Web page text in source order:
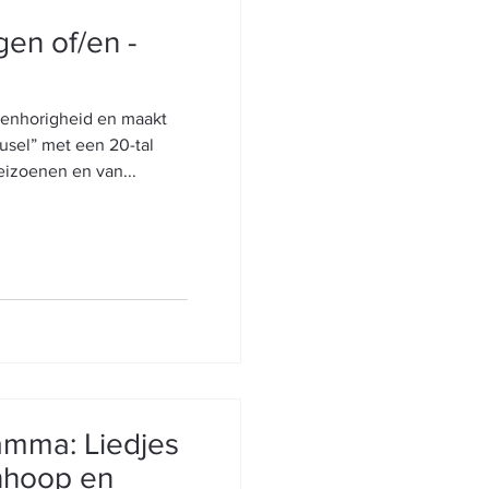
of/en -
en maakt
met een 20-tal
en van...
Liedjes
en